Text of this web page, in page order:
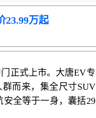
23.99万起
正式上市。大唐EV专
而来，集全尺寸SUV
安全等于一身 ， 囊括29